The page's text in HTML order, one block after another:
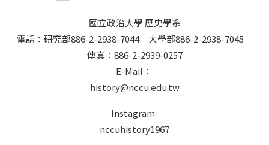
國立政治大學 歷史學系
電話：研究部886-2-2938-7044 大學部886-2-2938-7045
傳真：886-2-2939-0257
E-Mail：
history@nccu.edu.tw
Instagram:
nccuhistory1967